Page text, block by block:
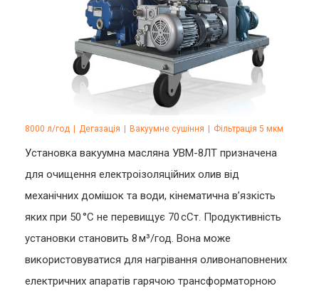
8000 л/год Дегазація Вакуумне сушіння Фільтрація 5 мкм
Установка вакуумна масляна УВМ-8ЛТ призначена
для очищення електроізоляційних олив від
механічних домішок та води, кінематична в’язкість
яких при 50 °C не перевищує 70 сСт. Продуктивність
установки становить 8 м³/год. Вона може
використовуватися для нагрівання оливонаповнених
електричних апаратів гарячою трансформаторною